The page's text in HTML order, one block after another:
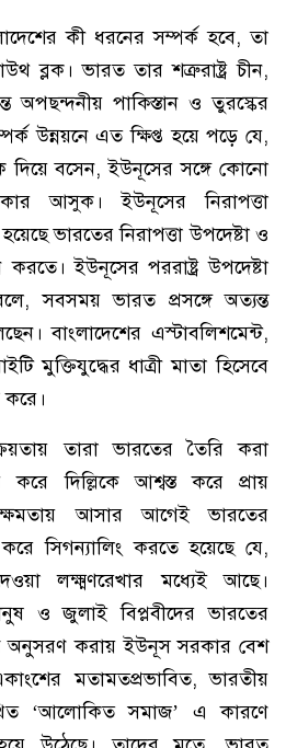
কী ধরনের সম্পর্ক হবে, তা
ব্লক। ভারত তার শত্রুরাষ্ট্র চীন,
অপছন্দনীয় পাকিস্তান ও তুরস্কের
উন্নয়নে এত ক্ষিপ্ত হয়ে পড়ে যে,
দিয়ে বসেন, ইউনূসের সঙ্গে কোনো
আসুক। ইউনূসের নিরাপত্তা
ভারতের নিরাপত্তা উপদেষ্টা ও
করতে। ইউনূসের পররাষ্ট্র উপদেষ্টা
সবসময় ভারত প্রসঙ্গে অত্যন্ত
বাংলাদেশের এস্টাবলিশমেন্ট,
মুক্তিযুদ্ধের ধাত্রী মাতা হিসেবে
তারা ভারতের তৈরি করা
করে দিল্লিকে আশ্বস্ত করে প্রায়
ক্ষমতায় আসার আগেই ভারতের
সিগন্যালিং করতে হয়েছে যে,
লক্ষ্মণরেখার মধ্যেই আছে।
ও জুলাই বিপ্লবীদের ভারতের
অনুসরণ করায় ইউনূস সরকার বেশ
মতামতপ্রভাবিত, ভারতীয়
‘আলোকিত সমাজ’ এ কারণে